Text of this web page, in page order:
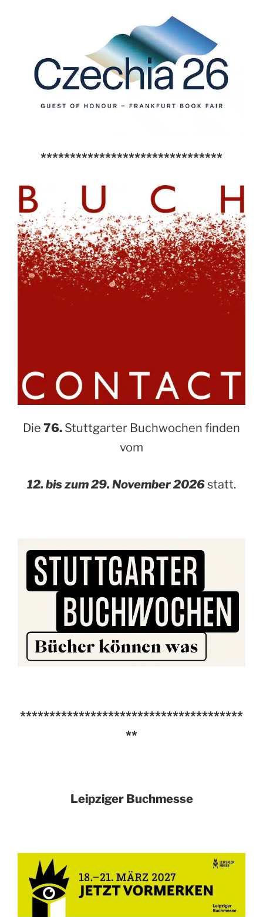
*******************************
Die 76. Stuttgarter Buchwochen finden
vom
12. bis zum 29. November 2026statt.
**************************************
**
Leipziger Buchmesse